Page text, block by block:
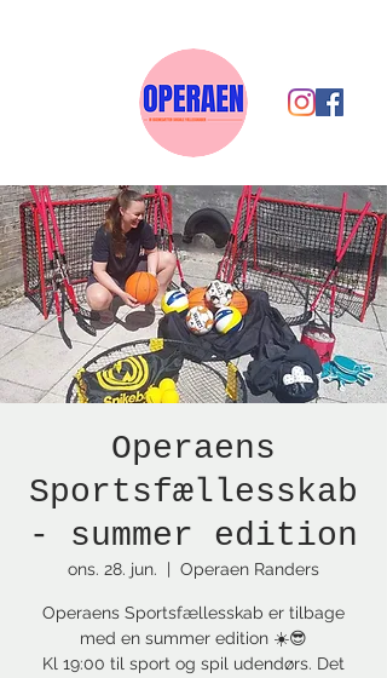
Operaens
Sportsfællesskab
- summer edition
ons. 28. jun.
  |
Operaen Randers
Operaens Sportsfællesskab er tilbage
med en summer edition ☀️😎
Kl 19:00 til sport og spil udendørs. Det